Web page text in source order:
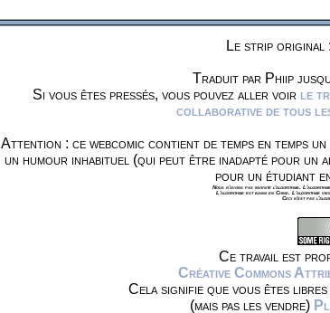
Le strip original :
Traduit par Phiip
Si vous êtes pressés, vous pouvez aller voir le
collaborative de tous
Attention : ce webcomic contient de temps en temps
un humour inhabituel (qui peut être inadapté pour un
pour un étudiant
Nous n'avons pas inventé l'algorithme.
L'algorithme est banni en Chine. L'algorithme
Ceci n'est pas
Ce travail est
Créative Commons
Cela signifie que vous êtes
(mais pas les vendre)